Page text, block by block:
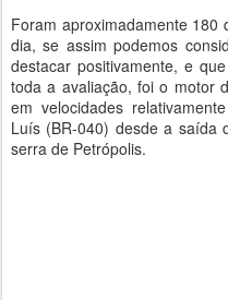
Foram aproximadamente 180
dia, se assim podemos
destacar positivamente, e
toda a avaliação, foi o motor
em velocidades
Luís (BR-040) desde a saída
serra de Petrópolis.